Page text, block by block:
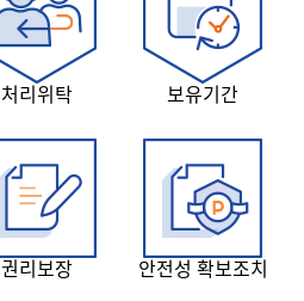
처리위탁 보유기간
권리보장 안전성 확보조치